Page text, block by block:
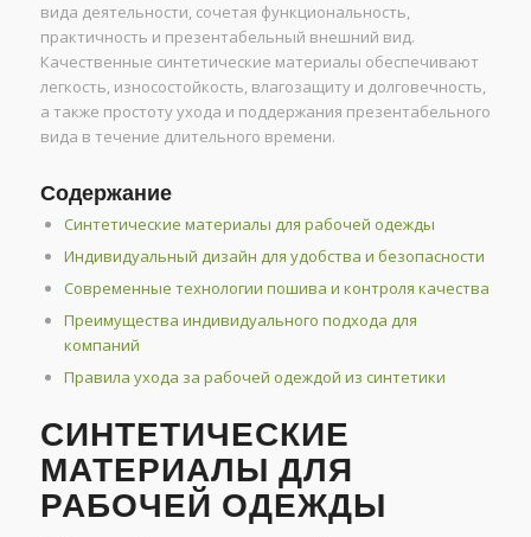
вида деятельности, сочетая функциональность,
практичность и презентабельный внешний вид.
Качественные синтетические материалы обеспечивают
легкость, износостойкость, влагозащиту и долговечность,
а также простоту ухода и поддержания презентабельного
вида в течение длительного времени.
Содержание
Синтетические материалы для рабочей одежды
Индивидуальный дизайн для удобства и безопасности
Современные технологии пошива и контроля качества
Преимущества индивидуального подхода для
компаний
Правила ухода за рабочей одеждой из синтетики
СИНТЕТИЧЕСКИЕ
МАТЕРИАЛЫ ДЛЯ
РАБОЧЕЙ ОДЕЖДЫ